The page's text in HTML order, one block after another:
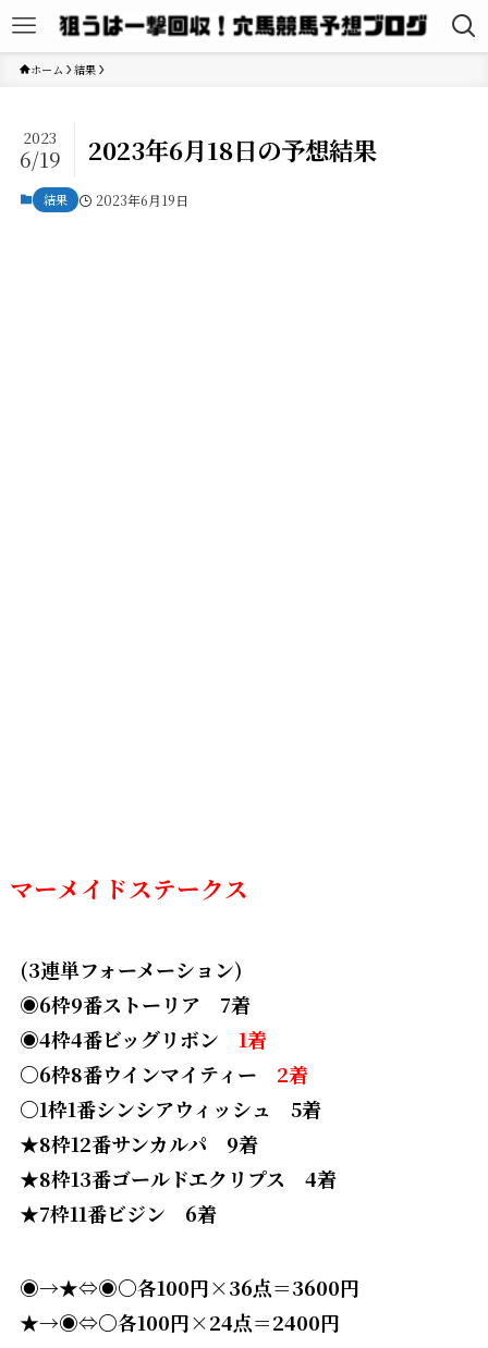
ホーム 結果
2023年6月18日の予想結果
2023
6/19
結果 2023年6月19日
マーメイドステークス
(3連単フォーメーション)
◉6枠9番ストーリア 7着
◉4枠4番ビッグリボン 1着
〇6枠8番ウインマイティー 2着
〇1枠1番シンシアウィッシュ 5着
★8枠12番サンカルパ 9着
★8枠13番ゴールドエクリプス 4着
★7枠11番ビジン 6着
◉→★⇔◉〇各100円×36点＝3600円
★→◉⇔〇各100円×24点＝2400円